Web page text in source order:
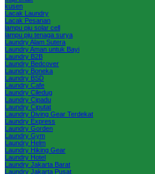
kusen
Lacak Laundry
Lacak Pesanan
lampu pju solar cell
lampu pju tenaga surya
Laundry Alam Sutera
Laundry Aman untuk Bayi
Laundry B2B
Laundry Bedcover
Laundry Boneka
Laundry BSD
Laundry Cafe
Laundry Ciledug
Laundry Cipadu
Laundry Ciputat
Laundry Diving Gear Terdekat
Laundry Express
Laundry Gorden
Laundry Gym
Laundry Helm
Laundry Hiking Gear
Laundry Hotel
Laundry Jakarta Barat
Laundry Jakarta Pusat